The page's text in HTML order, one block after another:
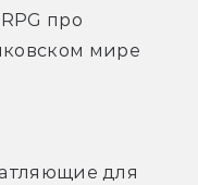
про
мире
для